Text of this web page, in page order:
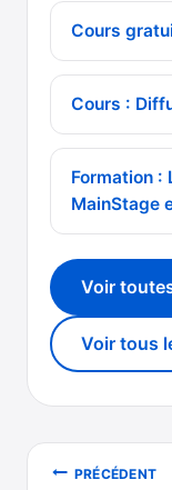
Cours
Cours :
Formation :
MainStage
Voir
Voir tous
PRÉCÉDENT